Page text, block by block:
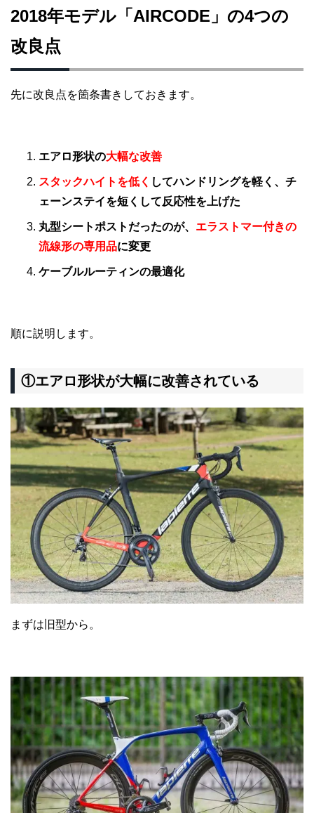
2018年モデル「AIRCODE」の4つの
改良点
先に改良点を箇条書きしておきます。
エアロ形状の大幅な改善
スタックハイトを低く してハンドリングを軽く、チ
ェーンステイを短くして反応性を上げた
丸型シートポストだったのが、 エラストマー付きの
流線形の専用品に変更
ケーブルルーティンの最適化
順に説明します。
①エアロ形状が大幅に改善されている
まずは旧型から。